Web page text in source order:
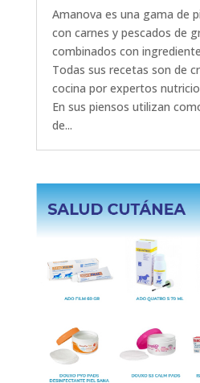
Amanova es una gama de
con carnes y pescados de
combinados con
Todas sus recetas son de
cocina por expertos
En sus piensos utilizan
de...